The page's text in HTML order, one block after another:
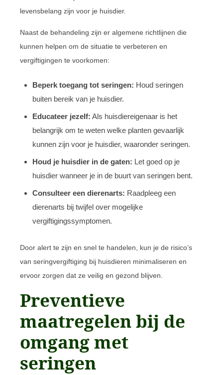
levensbelang zijn voor je huisdier.
Naast de behandeling zijn er algemene richtlijnen die
kunnen helpen om de situatie te verbeteren en
vergiftigingen te voorkomen:
Beperk toegang tot seringen: Houd seringen
buiten bereik van je huisdier.
Educateer jezelf: Als huisdiereigenaar is het
belangrijk om te weten welke planten gevaarlijk
kunnen zijn voor je huisdier, waaronder seringen.
Houd je huisdier in de gaten: Let goed op je
huisdier wanneer je in de buurt van seringen bent.
Consulteer een dierenarts: Raadpleeg een
dierenarts bij twijfel over mogelijke
vergiftigingssymptomen.
Door alert te zijn en snel te handelen, kun je de risico’s
van seringvergiftiging bij huisdieren minimaliseren en
ervoor zorgen dat ze veilig en gezond blijven.
Preventieve
maatregelen bij de
omgang met
seringen